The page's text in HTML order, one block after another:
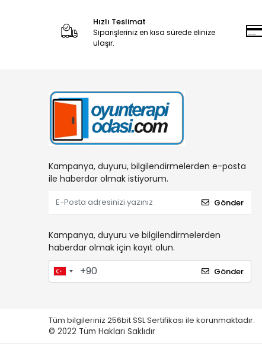
Hızlı Teslimat
Siparişleriniz en kısa sürede elinize
ulaşır.
Kampanya, duyuru, bilgilendirmelerden e-posta
ile haberdar olmak istiyorum.
Gönder
Kampanya, duyuru ve bilgilendirmelerden
haberdar olmak için kayıt olun.
Gönder
Tüm bilgileriniz 256bit SSL Sertifikası ile korunmaktadır.
© 2022 Tüm Hakları Saklıdır